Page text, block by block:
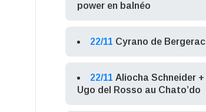
power en balnéo
22/11 Cyrano de Bergerac
22/11 Aliocha Schneider +
Ugo del Rosso au Chato’do